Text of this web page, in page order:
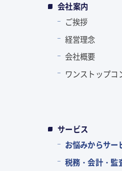
会社案内
ご挨拶
経営理念
会社概要
ワンストップコ
サービス
お悩みからサー
税務・会計・監